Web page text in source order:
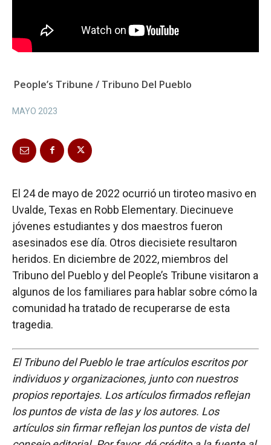
People’s Tribune / Tribuno Del Pueblo
MAYO 2023
El 24 de mayo de 2022 ocurrió un tiroteo masivo en
Uvalde, Texas en Robb Elementary. Diecinueve
jóvenes estudiantes y dos maestros fueron
asesinados ese día. Otros diecisiete resultaron
heridos. En diciembre de 2022, miembros del
Tribuno del Pueblo y del People’s Tribune visitaron a
algunos de los familiares para hablar sobre cómo la
comunidad ha tratado de recuperarse de esta
tragedia.
El Tribuno del Pueblo le trae artículos escritos por
individuos y organizaciones, junto con nuestros
propios reportajes. Los artículos firmados reflejan
los puntos de vista de las y los autores. Los
artículos sin firmar reflejan los puntos de vista del